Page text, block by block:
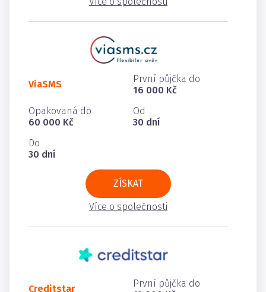
ViaSMS
První půjčka do
16 000 Kč
Opakovaná do
60 000 Kč
Od
30 dní
Do
30 dní
ZÍSKAT
Více o společnosti
Creditstar
První půjčka do